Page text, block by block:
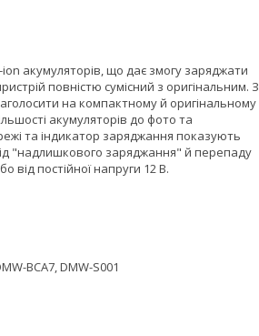
акумуляторів, що дає змогу заряджати
повністю сумісний з оригінальним. З
на компактному й оригінальному
акумуляторів до фото та
та індикатор заряджання показують
"надлишкового заряджання" й перепаду
від постійної напруги 12 В.
BCA7, DMW-S001